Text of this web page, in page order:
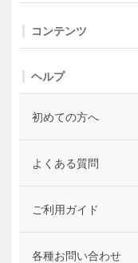
コンテンツ
ヘルプ
初めての方へ
よくある質問
ご利用ガイド
各種お問い合わせ